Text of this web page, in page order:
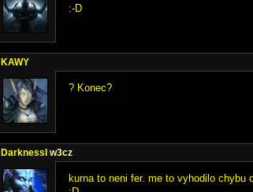
:-D
KAWY
? Konec?
DarknessI w3cz
kurna to neni fer. me to vyhodilo